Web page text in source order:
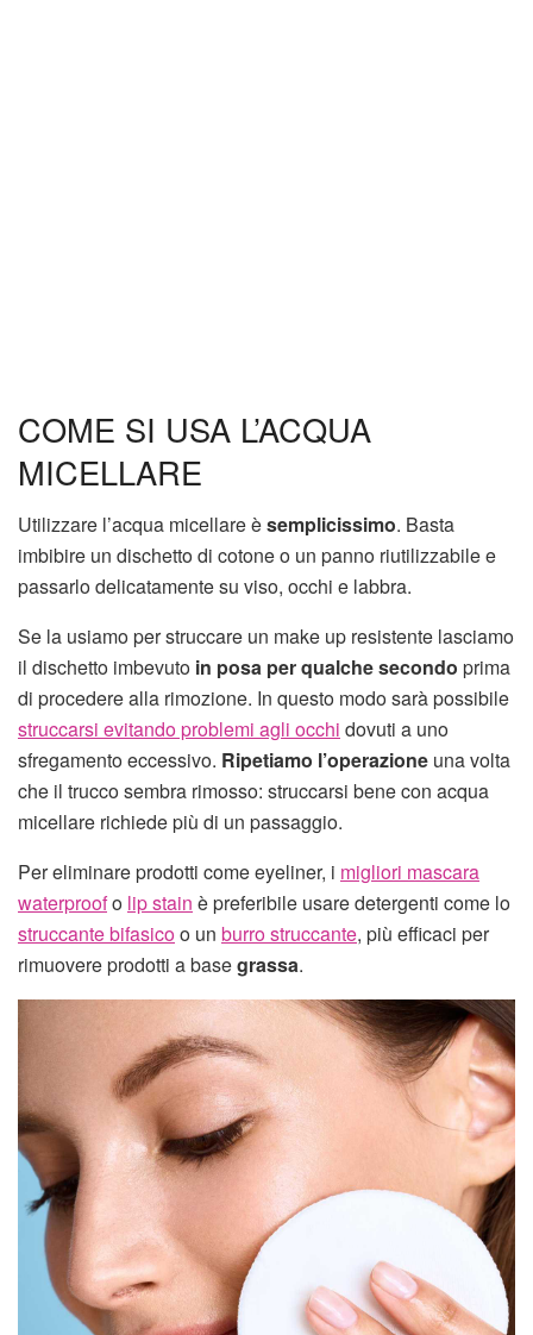
COME SI USA L’ACQUA
MICELLARE
Utilizzare l’acqua micellare èsemplicissimo. Basta
imbibire un dischetto di cotone o un panno riutilizzabile e
passarlo delicatamente su viso, occhi e labbra.
Se la usiamo per struccare un make up resistente lasciamo
il dischetto imbevuto in posa per qualche secondo prima
di procedere alla rimozione. In questo modo sarà possibile
struccarsi evitando problemi agli occhi dovuti a uno
sfregamento eccessivo. Ripetiamo l’operazione una volta
che il trucco sembra rimosso: struccarsi bene con acqua
micellare richiede più di un passaggio.
Per eliminare prodotti come eyeliner, i migliori mascara
waterproofo lip stain è preferibile usare detergenti come lo
struccante bifasicoo un burro struccante, più efficaci per
rimuovere prodotti a basegrassa.